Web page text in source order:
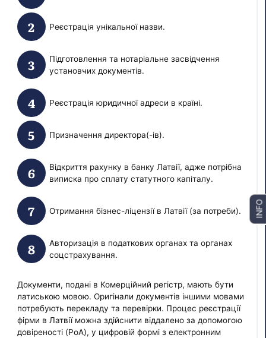
Реєстрація унікальної назви.
Підготовлення та нотаріальне засвідчення
установчих документів.
Реєстрація юридичної адреси в країні.
Призначення директора(-ів).
Відкриття рахунку в банку Латвії, адже потрібна
виписка про сплату статутного капіталу.
Отримання бізнес-ліцензії в Латвії (за потреби).
Авторизація в податкових органах та органах
соцстрахування.
Документи, подані в Комерційний регістр, мають бути
латиською мовою. Оригінали документів іншими мовами
потребують перекладу та перевірки. Процес реєстрації
фірми в Латвії можна здійснити віддалено за допомогою
довіреності (PoA), у цифровій формі з електронним
INFO